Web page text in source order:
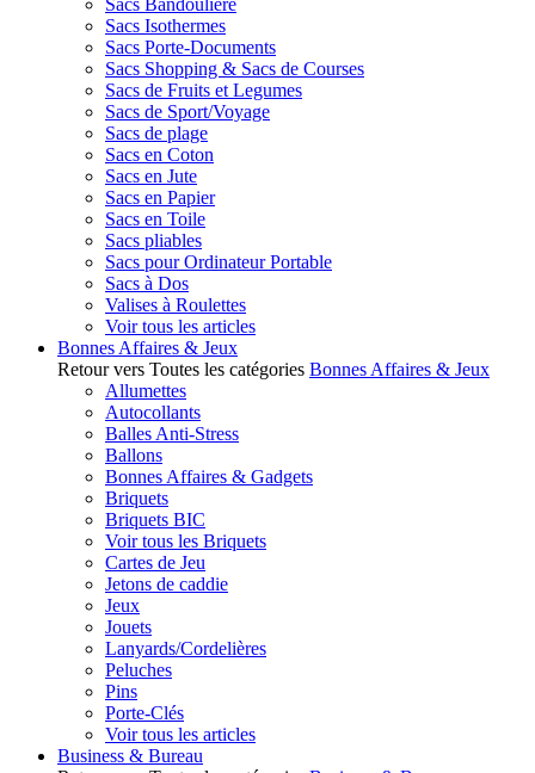
Sacs Bandoulière
Sacs Isothermes
Sacs Porte-Documents
Sacs Shopping & Sacs de Courses
Sacs de Fruits et Legumes
Sacs de Sport/Voyage
Sacs de plage
Sacs en Coton
Sacs en Jute
Sacs en Papier
Sacs en Toile
Sacs pliables
Sacs pour Ordinateur Portable
Sacs à Dos
Valises à Roulettes
Voir tous les articles
Bonnes Affaires & Jeux
Retour vers Toutes les catégories Bonnes Affaires & Jeux
Allumettes
Autocollants
Balles Anti-Stress
Ballons
Bonnes Affaires & Gadgets
Briquets
Briquets BIC
Voir tous les Briquets
Cartes de Jeu
Jetons de caddie
Jeux
Jouets
Lanyards/Cordelières
Peluches
Pins
Porte-Clés
Voir tous les articles
Business & Bureau